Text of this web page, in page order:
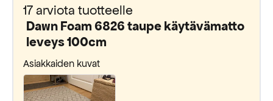
17 arviota tuotteelle
Dawn Foam 6826 taupe käytävämatto
leveys 100cm
Asiakkaiden kuvat